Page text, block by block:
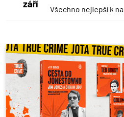
září Všechno nejlepší k